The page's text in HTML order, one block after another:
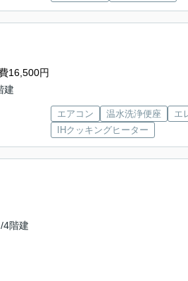
16,500円
建
エアコン 温水洗浄便座
エ
IHクッキングヒーター
4階建